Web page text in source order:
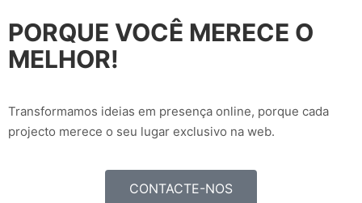
PORQUE VOCÊ MERECE O
MELHOR!
Transformamos ideias em presença online, porque cada
projecto merece o seu lugar exclusivo na web.
CONTACTE-NOS